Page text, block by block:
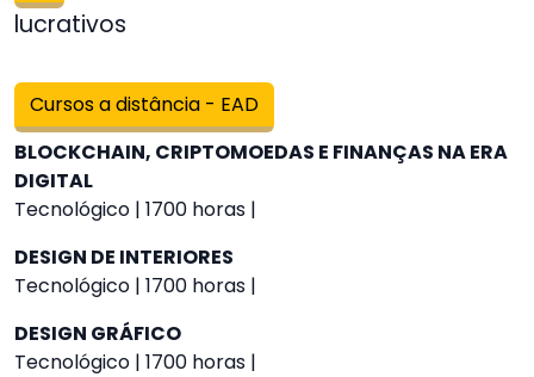
lucrativos
Cursos a distância - EAD
BLOCKCHAIN, CRIPTOMOEDAS E FINANÇAS NA ERA
DIGITAL
Tecnológico | 1700 horas |
DESIGN DE INTERIORES
Tecnológico | 1700 horas |
DESIGN GRÁFICO
Tecnológico | 1700 horas |